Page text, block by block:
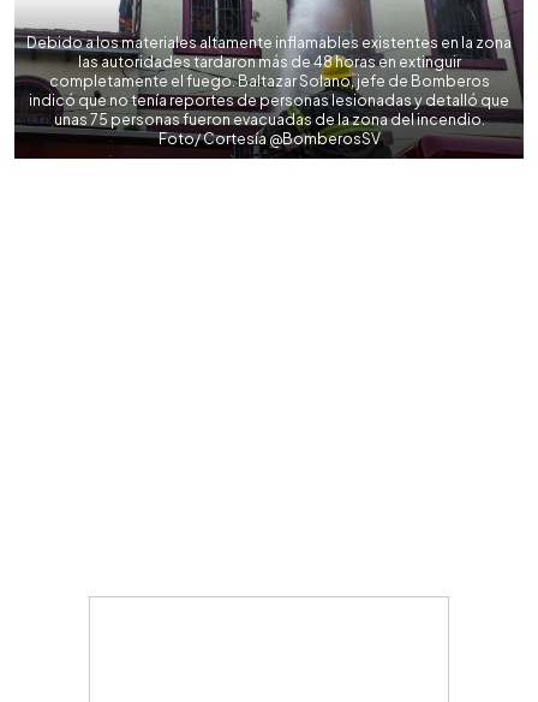
Debido a los materiales altamente inflamables existentes en la zona
las autoridades tardaron más de 48 horas en extinguir
completamente el fuego. Baltazar Solano, jefe de Bomberos
indicó que no tenía reportes de personas lesionadas y detalló que
unas 75 personas fueron evacuadas de la zona del incendio.
Foto/ Cortesía @BomberosSV